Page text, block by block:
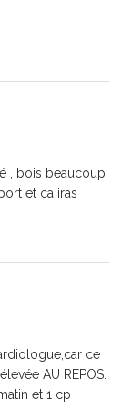
, bois beaucoup
et ca iras
ce
AU REPOS.
et 1 cp